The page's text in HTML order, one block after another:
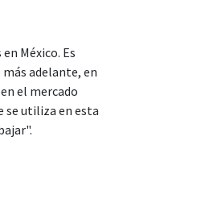
México. Es
adelante, en
el mercado
se utiliza en esta